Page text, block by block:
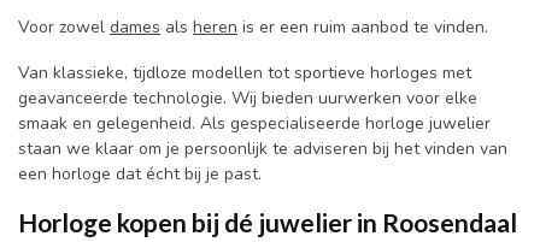
Voor zowel dames als heren is er een ruim aanbod te vinden.
Van klassieke, tijdloze modellen tot sportieve horloges met
geavanceerde technologie. Wij bieden uurwerken voor elke
smaak en gelegenheid. Als gespecialiseerde horloge juwelier
staan we klaar om je persoonlijk te adviseren bij het vinden van
een horloge dat écht bij je past.
Horloge kopen bij dé juwelier in Roosendaal